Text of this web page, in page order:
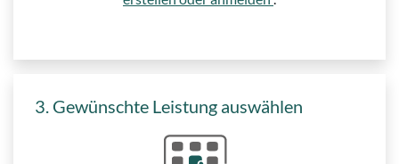
3. Gewünschte Leistung auswählen